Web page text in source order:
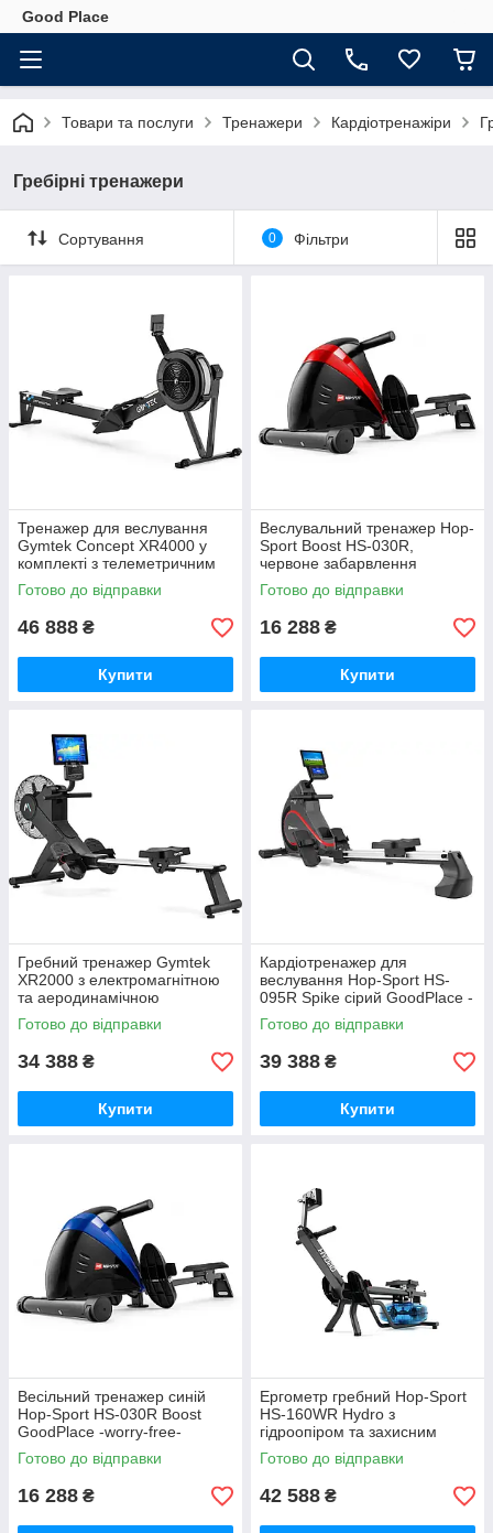
Good Place
Товари та послуги Тренажери Кардіотренажіри
Гребірні тренажери
Сортування 0 Фільтри
Тренажер для веслування
Gymtek Concept XR4000 у
комплекті з телеметричним
поясом GoodPlace -worry-
free-shopping-
Готово до відправки
46 888 ₴
Купити
Веслувальний тренажер Hop-
Sport Boost HS-030R,
червоне забарвлення
GoodPlace -worry-free-
shopping-
Готово до відправки
16 288 ₴
Купити
Гребний тренажер Gymtek
XR2000 з електромагнітною
та аеродинамічною
системою GoodPlace -worry-
free-shopping-
Готово до відправки
34 388 ₴
Купити
Кардіотренажер для
веслування Hop-Sport HS-
095R Spike сірий GoodPlace -
worry-free-shopping-
Готово до відправки
39 388 ₴
Купити
Весільний тренажер синій
Hop-Sport HS-030R Boost
GoodPlace -worry-free-
shopping-
Готово до відправки
16 288 ₴
Ергометр гребний Hop-Sport
HS-160WR Hydro з
гідроопіром та захисним
матом GoodPlace -worry-free-
shopping-
Готово до відправки
42 588 ₴